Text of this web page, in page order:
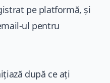
pe platformă, și
ul pentru
după ce ați